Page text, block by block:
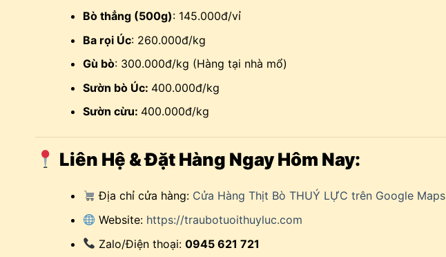
Bò thẳng (500g): 145.000đ/vỉ
Ba rọi Úc: 260.000đ/kg
Gù bò: 300.000đ/kg (Hàng tại nhà mổ)
Sườn bò Úc: 400.000đ/kg
Sườn cừu: 400.000đ/kg
Liên Hệ & Đặt Hàng Ngay Hôm Nay:
Địa chỉ cửa hàng: Cửa Hàng Thịt Bò THUÝ LỰC trên Google Maps
Website: https://traubotuoithuyluc.com
Zalo/Điện thoại: 0945 621 721